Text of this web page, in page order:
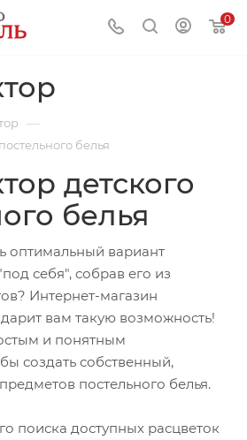
0
—
белья
детского
белья
оптимальный вариант
себя", собрав его из
Интернет-магазин
вам такую возможность!
и понятным
создать собственный,
постельного белья.
поиска доступных расцветок